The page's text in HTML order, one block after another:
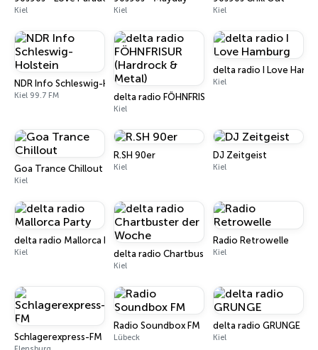
Kiel Kiel Kiel
NDR Info Schleswig-Holstein
Kiel 99.7 FM delta radio FÖHNFRISUR (Hardrock & Metal)
Kiel
delta radio I Love
Kiel
Goa Trance Chillout
Kiel
R.SH 90er
Kiel
DJ Zeitgeist
Kiel
delta radio Mallorca Party
Kiel delta radio Chartbuster der Woche
Kiel
Radio Retrowelle
Kiel
Schlagerexpress-FM
Radio Soundbox FM
Lübeck
delta radio GRUNGE
Kiel